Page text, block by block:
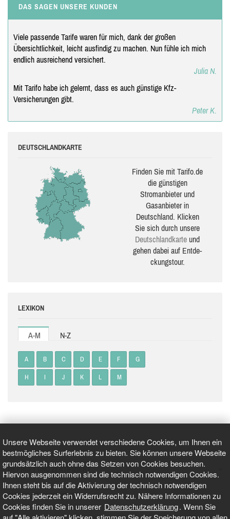
Unsere Webseite verwendet verschiedene Cookies, um Ihnen ein
bestmögliches Surferlebnis zu bieten. Sie können unsere Webseite
grundsätzlich auch ohne das Setzen von Cookies besuchen.
Hiervon ausgenommen sind die technisch notwendigen Cookies.
Ihnen steht bis auf die Aktivierung der technisch notwendigen
Cookies jederzeit ein Widerrufsrecht zu. Nähere Informationen zu
Cookies finden Sie in unserer Datenschutzerklärung. Wenn Sie
DAS SAGEN UNSERE KUNDEN
Viele passende Tarife waren für mich, dank der großen
Übersichtlichkeit, leicht ausfindig zu machen. Nun fühle ich mich
endlich ausreichend versichert.
Julia N.
Mit Tarifo habe ich gelernt, dass es auch günstige Kfz-
Versicherungen gibt.
Peter K.
DEUTSCHLANDKARTE
Finden Sie mit Tarifo.de
die güns­ti­gen
Stromanbieter und
Gasanbieter in
Deutschland. Klicken
Sie sich durch unsere
Deutsch­land­karte und
gehen dabei auf Ent­de­
ckungs­tour.
LEXIKON
A-M N-Z
A B C D E F G
H I J K L M
GEPRÜFT UND ZERTIFIZIERT
AKTUELLE NACHRICHTEN